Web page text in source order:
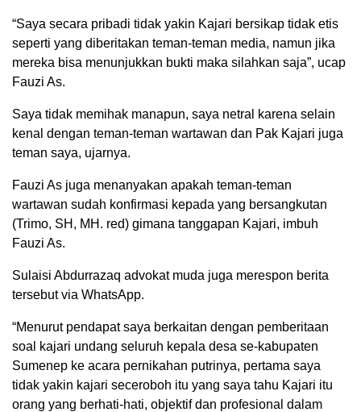
“Saya secara pribadi tidak yakin Kajari bersikap tidak etis
seperti yang diberitakan teman-teman media, namun jika
mereka bisa menunjukkan bukti maka silahkan saja”, ucap
Fauzi As.
Saya tidak memihak manapun, saya netral karena selain
kenal dengan teman-teman wartawan dan Pak Kajari juga
teman saya, ujarnya.
Fauzi As juga menanyakan apakah teman-teman
wartawan sudah konfirmasi kepada yang bersangkutan
(Trimo, SH, MH. red) gimana tanggapan Kajari, imbuh
Fauzi As.
Sulaisi Abdurrazaq advokat muda juga merespon berita
tersebut via WhatsApp.
“Menurut pendapat saya berkaitan dengan pemberitaan
soal kajari undang seluruh kepala desa se-kabupaten
Sumenep ke acara pernikahan putrinya, pertama saya
tidak yakin kajari seceroboh itu yang saya tahu Kajari itu
orang yang berhati-hati, objektif dan profesional dalam